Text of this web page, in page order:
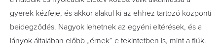
gyerek kézfeje, és akkor alakul ki az ehhez tartozó központi
beidegződés. Nagyok lehetnek az egyéni eltérések, és a
lányok általában előbb „érnek” e tekintetben is, mint a fiúk.